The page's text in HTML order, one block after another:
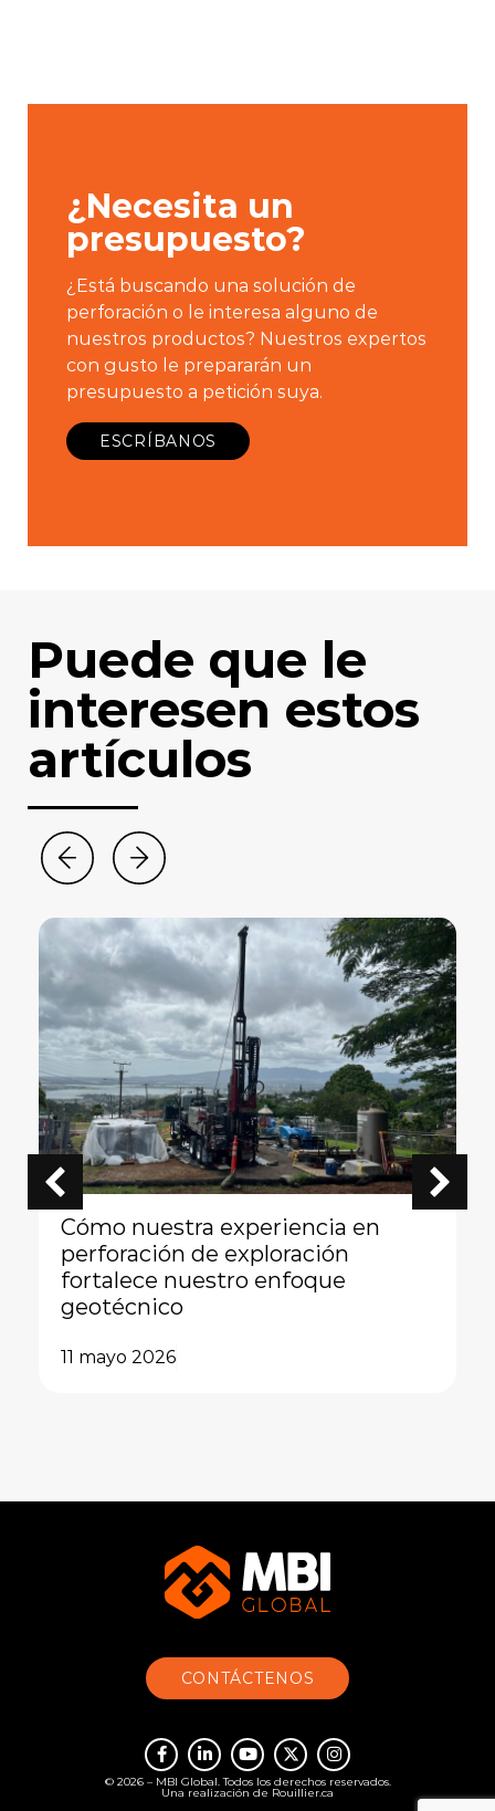
¿Necesita un
presupuesto?
¿Está buscando una solución de
perforación o le interesa alguno de
nuestros productos? Nuestros expertos
con gusto le prepararán un
presupuesto a petición suya.
ESCRÍBANOS
Puede que le
interesen estos
artículos
Cómo nuestra experiencia en
perforación de exploración
fortalece nuestro enfoque
geotécnico
11 mayo 2026
CONTÁCTENOS
© 2026 – MBI Global. Todos los derechos reservados.
Una realización de Rouillier.ca